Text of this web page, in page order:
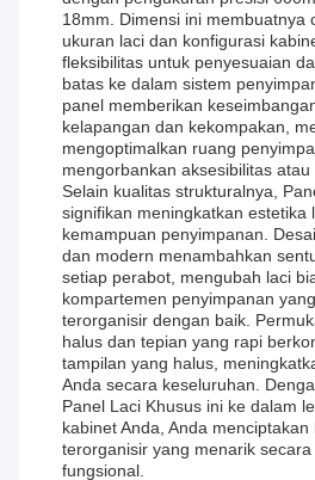
18mm. Dimensi ini membuatnya
ukuran laci dan konfigurasi
fleksibilitas untuk penyesuaian
batas ke dalam sistem
panel memberikan
kelapangan dan kekompakan,
mengoptimalkan ruang
mengorbankan aksesibilitas atau
Selain kualitas strukturalnya,
signifikan meningkatkan estetika
kemampuan penyimpanan.
dan modern menambahkan
setiap perabot, mengubah laci
kompartemen penyimpanan
terorganisir dengan baik.
halus dan tepian yang rapi
tampilan yang halus,
Anda secara keseluruhan.
Panel Laci Khusus ini ke dalam
kabinet Anda, Anda menciptakan
terorganisir yang menarik
fungsional.